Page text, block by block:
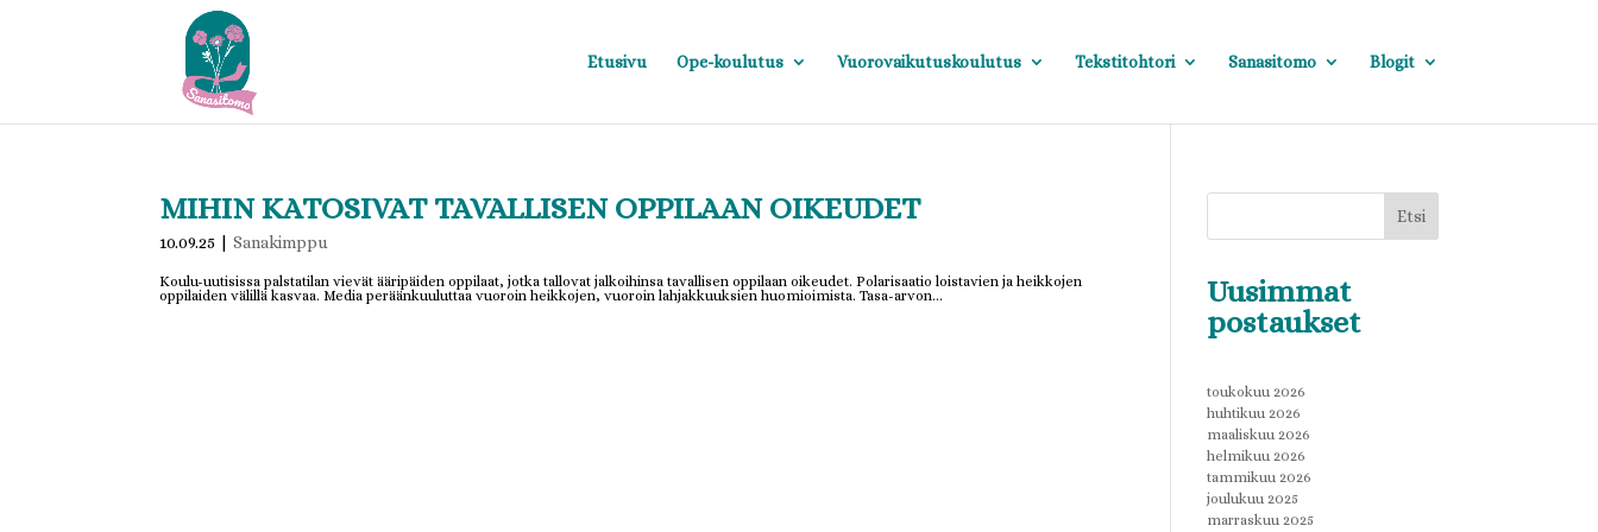
Etusivu Ope-koulutus Vuorovaikutuskoulutus Tekstitohtori Sanasitomo Blogit
MIHIN KATOSIVAT TAVALLISEN OPPILAAN OIKEUDET
10.09.25 |Sanakimppu
Koulu-uutisissa palstatilan vievät ääripäiden oppilaat, jotka tallovat jalkoihinsa tavallisen oppilaan oikeudet. Polarisaatio loistavien ja heikkojen
oppilaiden välillä kasvaa. Media peräänkuuluttaa vuoroin heikkojen, vuoroin lahjakkuuksien huomioimista. Tasa-arvon...
Etsi
Uusimmat
postaukset
toukokuu 2026
huhtikuu 2026
maaliskuu 2026
helmikuu 2026
tammikuu 2026
joulukuu 2025
marraskuu 2025